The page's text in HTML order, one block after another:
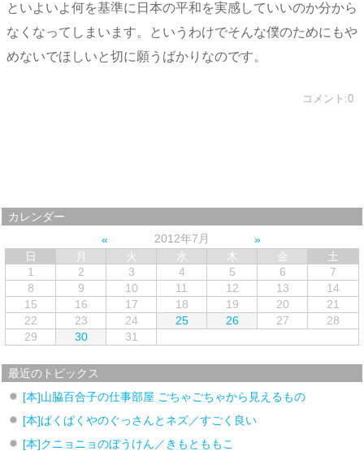
といよいよ何を基準に日本の平和を実感していいのか分から
なくなってしまいます。というわけでそんな僕のためにもや
めないでほしいと切に願うばかりなのです。
コメント:0
カレンダー
2012年7月
日
月 火 水 木 金
土
1
2 3 4 5 6
7
8
9 10 11 12 13
14
15
16 17 18 19 20
21
22
23 24 25 26 27
28
29
30 31
最近のトピックス
[本]山脇百合子の仕事部屋 ごちゃごちゃから見えるもの
[本]ぱくぱくやのぐっさんとネズ／すごく良い
[本]クニョニョのぼうけん／きもとももこ